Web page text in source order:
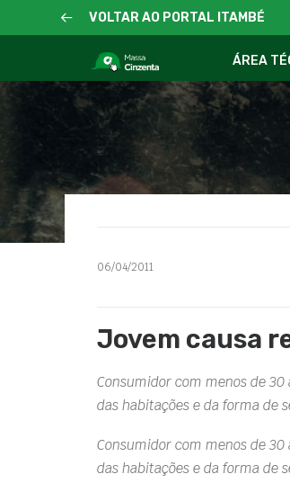
VOLTAR AO PORTAL ITAMBÉ
ÁREA
06/04/2011
Jovem causa
Consumidor com menos de
das habitações e da forma de
Consumidor com menos de
das habitações e da forma de